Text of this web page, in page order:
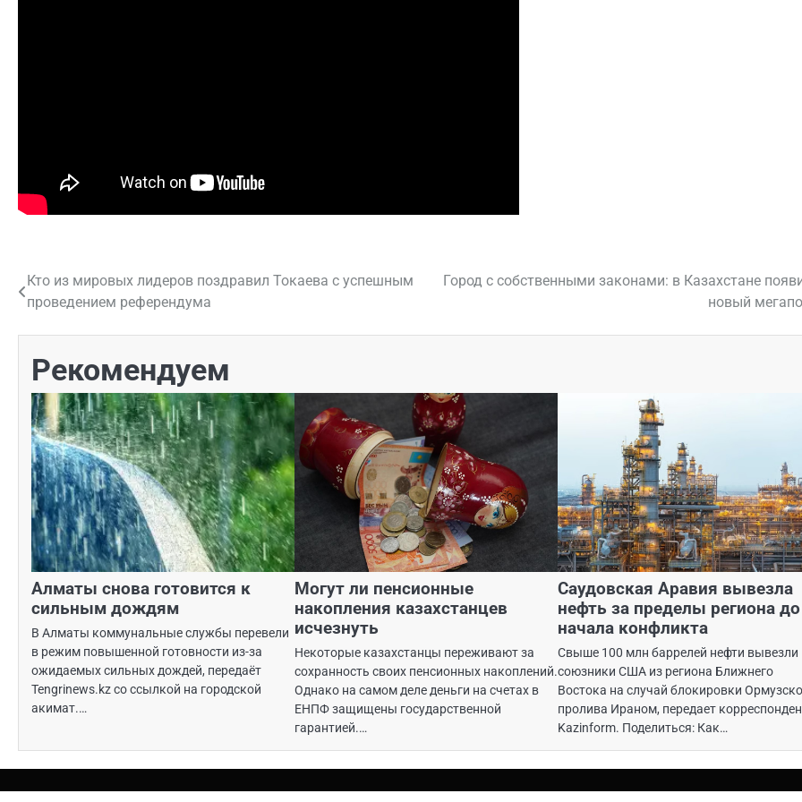
Навигация
по
Кто из мировых лидеров поздравил Токаева с успешным
проведением референдума
Город с собственными законами: в Казахстане
новый
Рекомендуем
Алматы снова готовится к
сильным дождям
В Алматы коммунальные службы перевели
в режим повышенной готовности из-за
ожидаемых сильных дождей, передаёт
Tengrinews.kz со ссылкой на городской
акимат.…
Могут ли пенсионные
накопления казахстанцев
исчезнуть
Некоторые казахстанцы переживают за
сохранность своих пенсионных накоплений.
Однако на самом деле деньги на счетах в
ЕНПФ защищены государственной
гарантией.…
Саудовская Аравия вывезла
нефть за пределы региона до
начала конфликта
Свыше 100 млн баррелей нефти вывезли
союзники США из региона Ближнего
Востока на случай блокировки
пролива Ираном, передает
Kazinform. Поделиться: Как…